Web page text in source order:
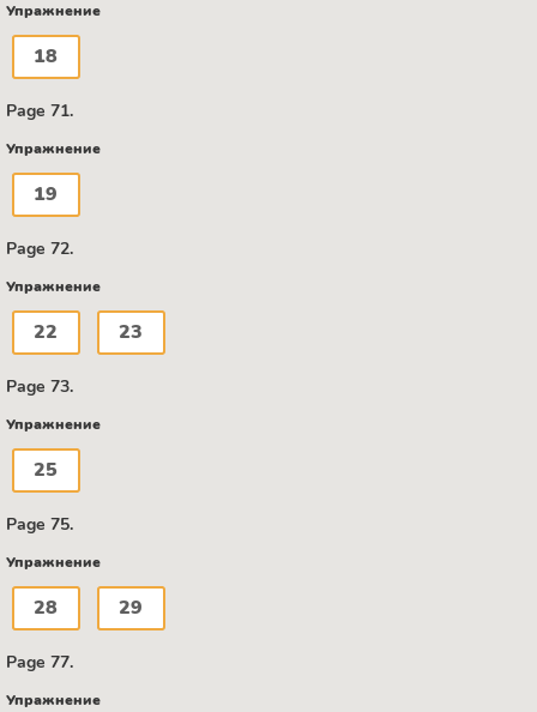
Упражнение
18
Page 71.
Упражнение
19
Page 72.
Упражнение
22 23
Page 73.
Упражнение
25
Page 75.
Упражнение
28 29
Page 77.
Упражнение